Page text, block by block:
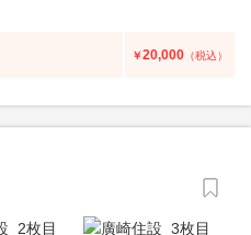
￥20,000 （税込）